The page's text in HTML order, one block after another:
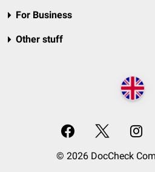
For Business
Other stuff
© 2026 DocCheck